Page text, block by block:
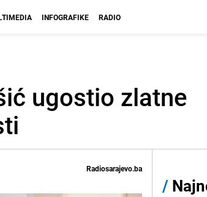
INFOGRAFIKE RADIO
ugostio zlatne
Radiosarajevo.ba
/